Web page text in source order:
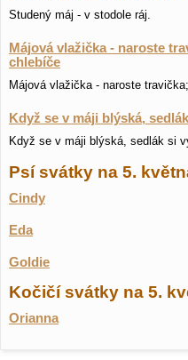
Studený máj - v stodole ráj.
Májová vlažička - naroste
chlebíče
Májová vlažička - naroste
Když se v máji blýská,
Když se v máji blýská, sedlák si
Psí svátky na 5.
Cindy
Eda
Goldie
Kočičí svátky na 5.
Orianna